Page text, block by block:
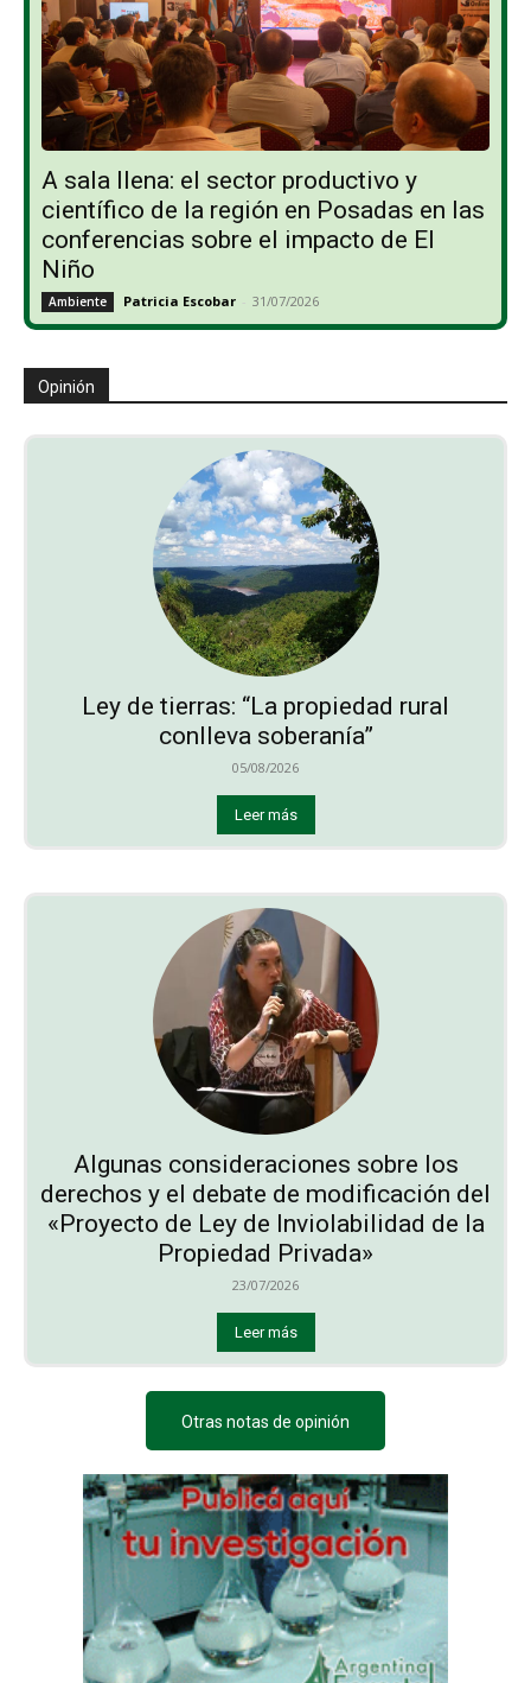
A sala llena: el sector productivo y
científico de la región en Posadas en las
conferencias sobre el impacto de El
Niño
Ambiente Patricia Escobar - 31/07/2026
Opinión
Ley de tierras: “La propiedad rural
conlleva soberanía”
05/08/2026
Leer más
Algunas consideraciones sobre los
derechos y el debate de modificación del
«Proyecto de Ley de Inviolabilidad de la
Propiedad Privada»
23/07/2026
Leer más
Otras notas de opinión